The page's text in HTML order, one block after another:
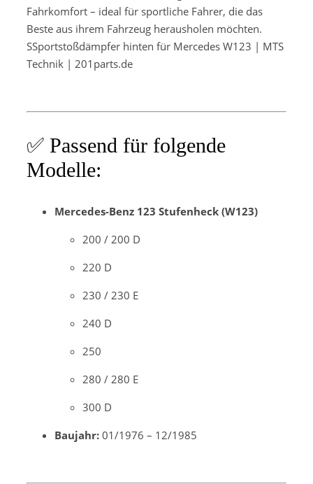
Fahrkomfort – ideal für sportliche Fahrer, die das
Beste aus ihrem Fahrzeug herausholen möchten.
SSportstoßdämpfer hinten für Mercedes W123 | MTS
Technik | 201parts.de
✅ Passend für folgende
Modelle:
Mercedes-Benz 123 Stufenheck (W123)
200 / 200 D
220 D
230 / 230 E
240 D
250
280 / 280 E
300 D
Baujahr: 01/1976 – 12/1985